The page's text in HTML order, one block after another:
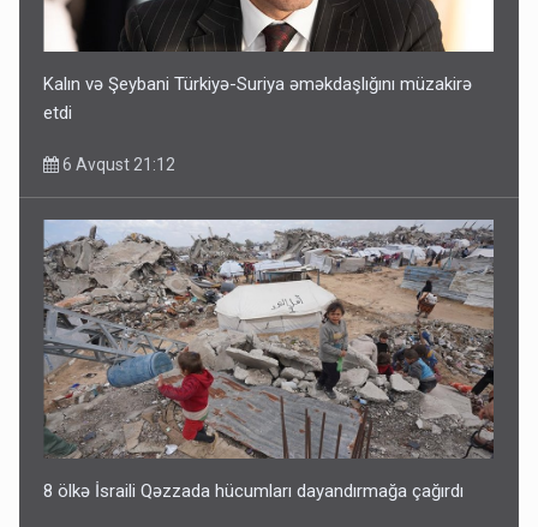
Kalın və Şeybani Türkiyə-Suriya əməkdaşlığını müzakirə
etdi
6 Avqust 21:12
8 ölkə İsraili Qəzzada hücumları dayandırmağa çağırdı